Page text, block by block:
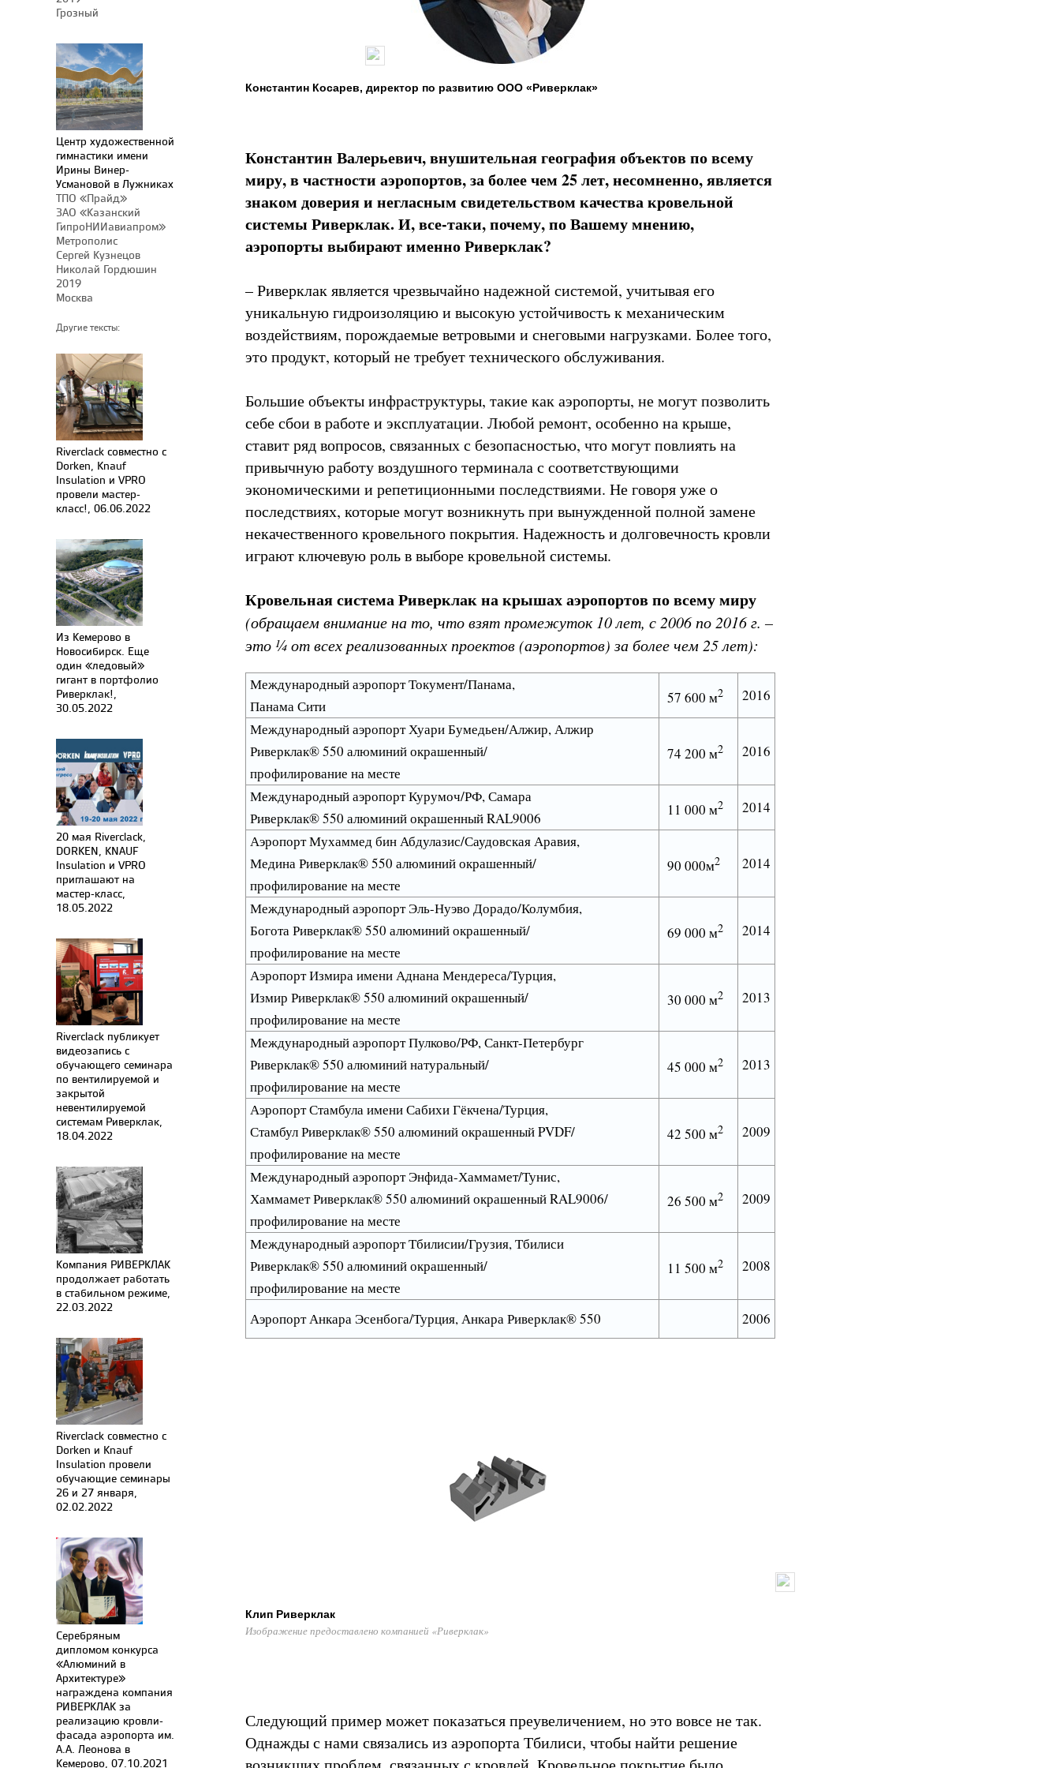
Грозный
Центр художественной
гимнастики имени
Ирины Винер-
Усмановой в Лужниках
ТПО «Прайд»
ЗАО «Казанский
ГипроНИИавиапром»
Метрополис
Сергей Кузнецов
Николай Гордюшин
2019
Москва
Другие тексты:
Riverclack совместно с
Dorken, Knauf
Insulation и VPRO
провели мастер-
класс!, 06.06.2022
Из Кемерово в
Новосибирск. Еще
один «ледовый»
гигант в портфолио
Риверклак!,
30.05.2022
20 мая Riverclack,
DORKEN, KNAUF
Insulation и VPRO
приглашают на
мастер-класс,
18.05.2022
Riverclack публикует
видеозапись с
обучающего семинара
по вентилируемой и
закрытой
невентилируемой
системам Риверклак,
18.04.2022
Компания РИВЕРКЛАК
продолжает работать
в стабильном режиме,
22.03.2022
Riverclack совместно с
Dorken и Knauf
Insulation провели
обучающие семинары
26 и 27 января,
02.02.2022
Серебряным
дипломом конкурса
«Алюминий в
Архитектуре»
награждена компания
РИВЕРКЛАК за
реализацию кровли-
фасада аэропорта им.
А.А. Леонова в
Кемерово, 07.10.2021
Константин Косарев, директор по развитию ООО «Риверклак»
Константин Валерьевич, внушительная география объектов по всему
миру, в частности аэропортов, за более чем 25 лет, несомненно,является
знаком доверияи негласным свидетельством качества кровельной
системы Риверклак. И, все-таки, почему, по Вашему мнению,
аэропорты выбирают именно Риверклак?
– Риверклак является чрезвычайно надежной системой, учитывая его
уникальную гидроизоляцию и высокую устойчивость к механическим
воздействиям, порождаемые ветровыми и снеговыми нагрузками. Более того,
это продукт, который не требует технического обслуживания.
Большие объекты инфраструктуры, такие как аэропорты, не могут позволить
себе сбои в работе и эксплуатации. Любой ремонт, особенно на крыше,
ставит ряд вопросов, связанных с безопасностью, что могут повлиять на
привычную работу воздушного терминала с соответствующими
экономическими и репетиционными последствиями. Не говоря уже о
последствиях, которые могут возникнуть при вынужденной полной замене
некачественного кровельного покрытия. Надежность и долговечность кровли
играют ключевую роль в выборе кровельной системы.
Кровельная система Риверклак на крышах аэропортов по всему миру
(обращаем внимание на то, что взят промежуток 10 лет, с 2006 по 2016 г. –
это ¼ от всех реализованных проектов (аэропортов) за более чем 25 лет):
Международный аэропорт Токумент/Панама,
Панама Сити
57 600 м2
2016
Международный аэропорт Хуари Бумедьен/Алжир, Алжир
Риверклак® 550 алюминий окрашенный/
профилирование на месте
74 200 м2 2016
Международный аэропорт Курумоч/РФ, Самара
Риверклак® 550 алюминий окрашенный RAL9006
11 000 м2
2014
Аэропорт Мухаммед бин Абдулазис/Саудовская Аравия,
Медина Риверклак® 550 алюминий окрашенный/
профилирование на месте
90 000м2 2014
Международный аэропорт Эль-Нуэво Дорадо/Колумбия,
Богота Риверклак® 550 алюминий окрашенный/
профилирование на месте
69 000 м2 2014
Аэропорт Измира имени Аднана Мендереса/Турция,
Измир Риверклак® 550 алюминий окрашенный/
профилирование на месте
30 000 м2 2013
Международный аэропорт Пулково/РФ, Санкт-Петербург
Риверклак® 550 алюминий натуральный/
профилирование на месте
45 000 м2 2013
Аэропорт Стамбула имени Сабихи Гёкчена/Турция,
Стамбул Риверклак® 550 алюминий окрашенный PVDF/
профилирование на месте
42 500 м2 2009
Международный аэропорт Энфида-Хаммамет/Тунис,
Хаммамет Риверклак® 550 алюминий окрашенный RAL9006/
профилирование на месте
26 500 м2 2009
Международный аэропорт Тбилисии/Грузия, Тбилиси
Риверклак® 550 алюминий окрашенный/
профилирование на месте
11 500 м2 2008
Аэропорт Анкара Эсенбога/Турция, Анкара Риверклак® 550 2006
Клип Риверклак
Изображение предоставлено компанией «Риверклак»
Следующий пример может показаться преувеличением, но это вовсе не так.
Однажды с нами связались из аэропорта Тбилиси, чтобы найти решение